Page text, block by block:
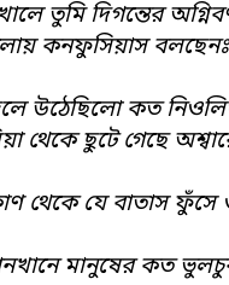
তুমি দিগন্তের
কনফুসিয়াস বলছেনঃ
উঠেছিলো কত
থেকে ছুটে গেছে
থেকে যে বাতাস ফুঁসে
মানুষের কত